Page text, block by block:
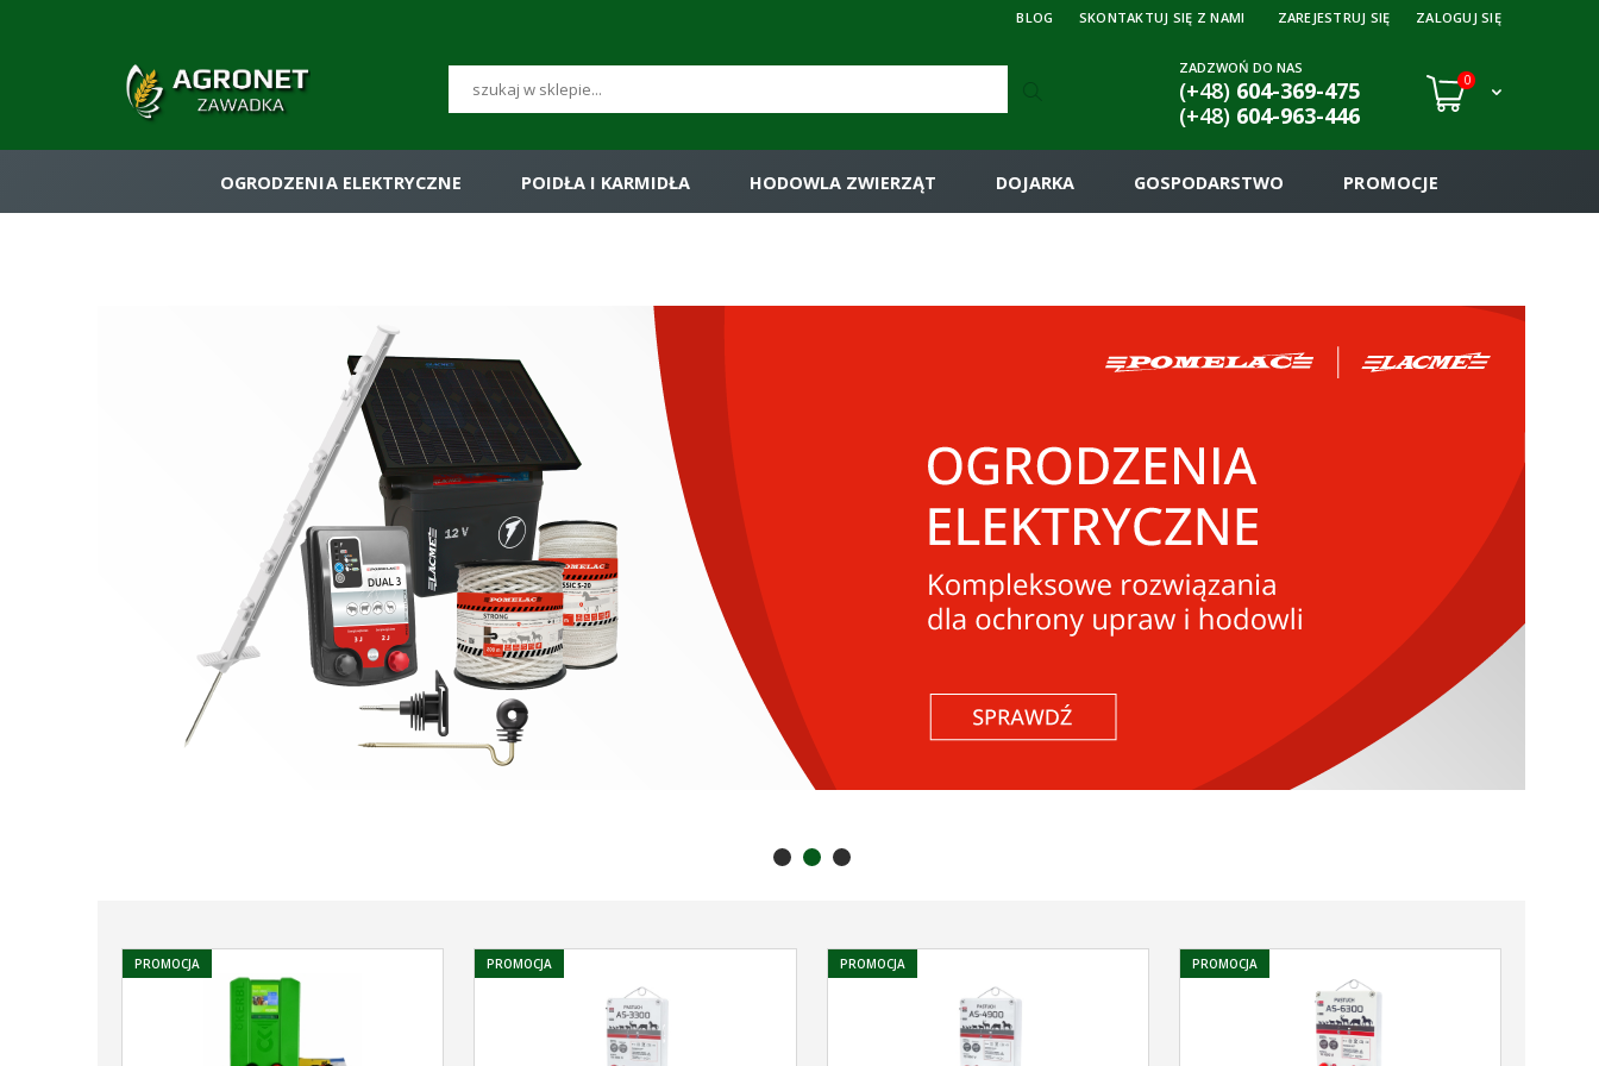
ZAREJESTRUJ SIĘ ZALOGUJ SIĘ
BLOG SKONTAKTUJ SIĘ Z NAMI
ZADZWOŃ DO NAS
(+48)604-369-475
(+48) 604-963-446
0
OGRODZENIA ELEKTRYCZNE POIDŁA I KARMIDŁA HODOWLA ZWIERZĄT DOJARKA GOSPODARSTWO PROMOCJE
PROMOCJA PROMOCJA PROMOCJA PROMOCJA